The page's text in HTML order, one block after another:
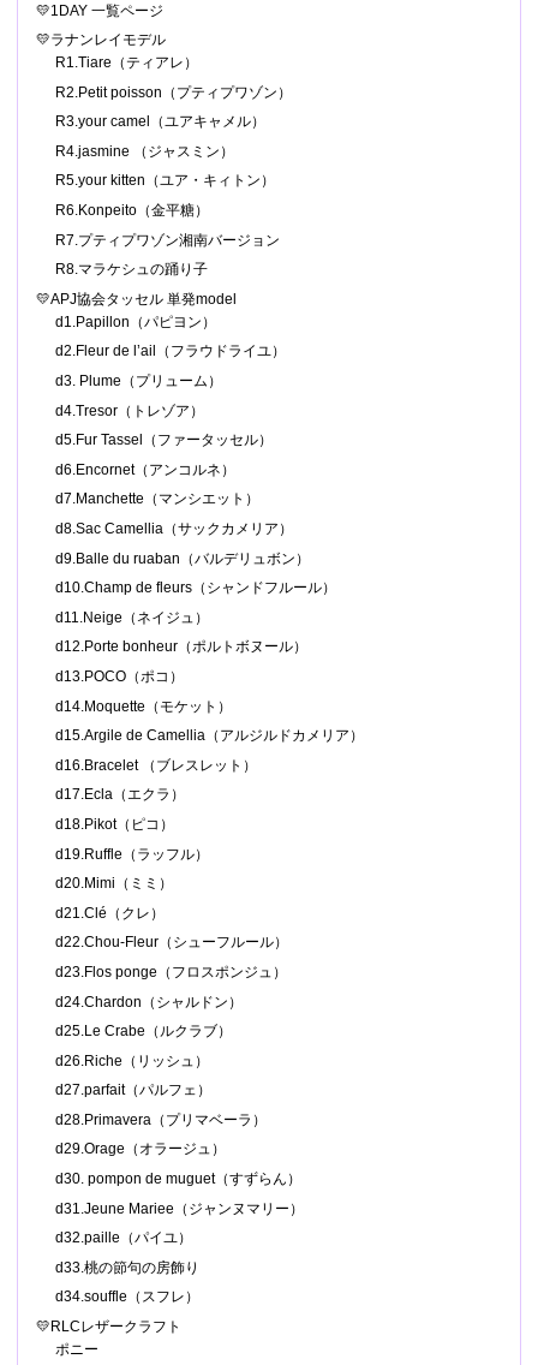
💛1DAY 一覧ページ
💛ラナンレイモデル
R1.Tiare（ティアレ）
R2.Petit poisson（プティプワゾン）
R3.your camel（ユアキャメル）
R4.jasmine （ジャスミン）
R5.your kitten（ユア・キィトン）
R6.Konpeito（金平糖）
R7.プティプワゾン湘南バージョン
R8.マラケシュの踊り子
💛APJ協会タッセル 単発model
d1.Papillon（パピヨン）
d2.Fleur de l’ail（フラウドライユ）
d3. Plume（プリューム）
d4.Tresor（トレゾア）
d5.Fur Tassel（ファータッセル）
d6.Encornet（アンコルネ）
d7.Manchette（マンシエット）
d8.Sac Camellia（サックカメリア）
d9.Balle du ruaban（バルデリュボン）
d10.Champ de fleurs（シャンドフルール）
d11.Neige（ネイジュ）
d12.Porte bonheur（ポルトボヌール）
d13.POCO（ポコ）
d14.Moquette（モケット）
d15.Argile de Camellia（アルジルドカメリア）
d16.Bracelet （ブレスレット）
d17.Ecla（エクラ）
d18.Pikot（ピコ）
d19.Ruffle（ラッフル）
d20.Mimi（ミミ）
d21.Clé（クレ）
d22.Chou-Fleur（シューフルール）
d23.Flos ponge（フロスポンジュ）
d24.Chardon（シャルドン）
d25.Le Crabe（ルクラブ）
d26.Riche（リッシュ）
d27.parfait（パルフェ）
d28.Primavera（プリマベーラ）
d29.Orage（オラージュ）
d30. pompon de muguet（すずらん）
d31.Jeune Mariee（ジャンヌマリー）
d32.paille（パイユ）
d33.桃の節句の房飾り
d34.souffle（スフレ）
💛RLCレザークラフト
ポニー